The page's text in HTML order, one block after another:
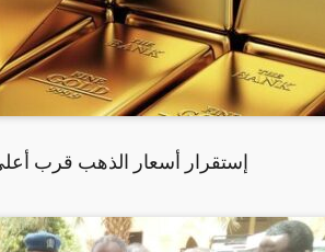
إستقرار أسعار الذهب قرب